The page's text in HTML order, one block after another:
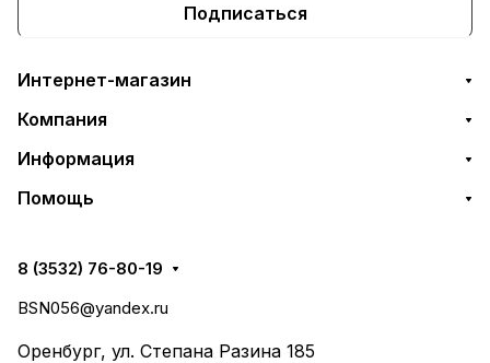
Подписаться
Интернет-магазин
Компания
Информация
Помощь
8 (3532) 76-80-19
BSN056@yandex.ru
Оренбург, ул. Степана Разина 185